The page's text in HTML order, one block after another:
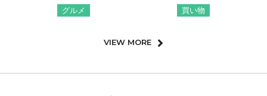
グルメ 買い物
VIEW MORE